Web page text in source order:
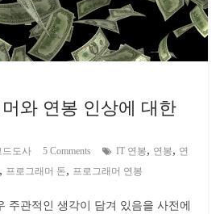
와 연봉 인상에 대한
드도사 5 Comments IT 연봉, 연봉, 연
, 프로그래머 돈, 프로그래머 연봉
주관적인 생각이 담겨 있음을 사전에